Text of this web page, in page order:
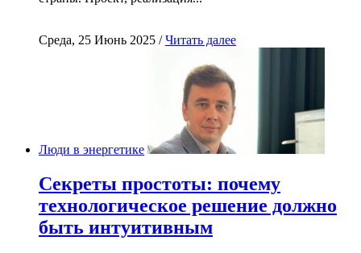
Среда, 25 Июнь 2025 /Читать далее
Люди в энергетике
Секреты простоты: почему
технологическое решение должно
быть интуитивным